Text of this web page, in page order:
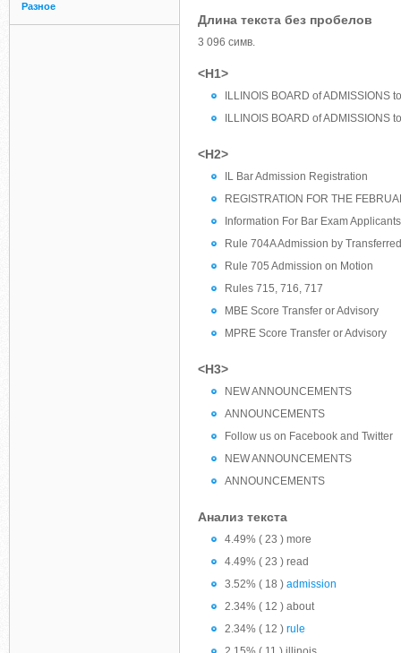
Разное
Длина текста без пробелов
3 096 симв.
<H1>
ILLINOIS BOARD of ADMISSIONS
ILLINOIS BOARD of ADMISSIONS
<H2>
IL Bar Admission Registration
REGISTRATION FOR THE
Information For Bar Exam
Rule 704A Admission by
Rule 705 Admission on Motion
Rules 715, 716, 717
MBE Score Transfer or Advisory
MPRE Score Transfer or Advisory
<H3>
NEW ANNOUNCEMENTS
ANNOUNCEMENTS
Follow us on Facebook and Twitter
NEW ANNOUNCEMENTS
ANNOUNCEMENTS
Анализ текста
4.49% ( 23 ) more
4.49% ( 23 ) read
3.52% ( 18 ) admission
2.34% ( 12 ) about
2.34% ( 12 ) rule